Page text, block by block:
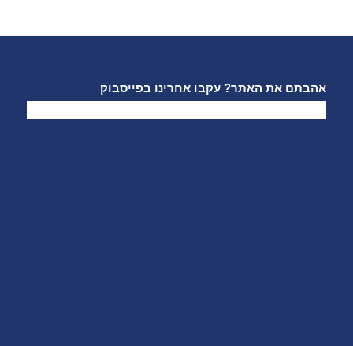
אהבתם את האתר? עקבו אחרינו בפייסבוק